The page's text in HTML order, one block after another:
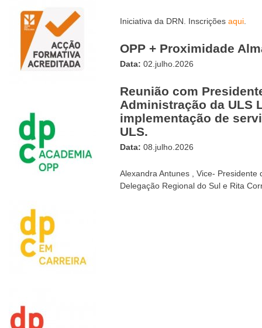
Iniciativa da DRN. Inscrições aqui
OPP + Proximidade
Data: 02.julho.2026
Reunião com
Administração da ULS
implementação de
ULS.
Data: 08.julho.2026
Alexandra Antunes , Vice- Presidente
Delegação Regional do Sul e Rita